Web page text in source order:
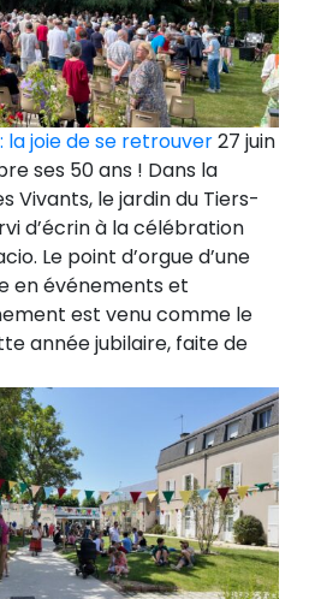
la joie de se retrouver27 juin
ses 50 ans ! Dans la
Vivants, le jardin du Tiers-
d’écrin à la célébration
Le point d’orgue d’une
en événements et
est venu comme le
année jubilaire, faite de